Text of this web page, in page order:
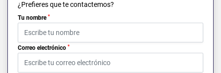
¿Prefieres que te contactemos?
Tu nombre *
Correo electrónico *